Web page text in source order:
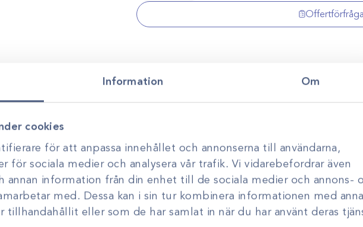
Information Om
cookies
för att anpassa innehållet och annonserna till användarna,
för sociala medier och analysera vår trafik. Vi vidarebefordrar även
annan information från din enhet till de sociala medier och annons-
med. Dessa kan i sin tur kombinera informationen med
tillhandahållit eller som de har samlat in när du har använt deras
sutur
mängd
1 70cm J467H /3dz,
Vicryl
verksamhet
området och
Kontakta oss för personlig
Vi stöttar dig i allt från produktval till klinikens